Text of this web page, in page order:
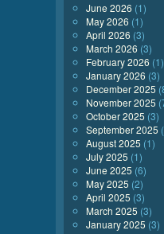
June 2026 (1)
May 2026 (1)
April 2026 (3)
March 2026 (3)
February 2026 (1)
January 2026 (3)
December 2025
November 2025
October 2025 (3)
September 2025
August 2025 (1)
July 2025 (1)
June 2025 (6)
May 2025 (2)
April 2025 (3)
March 2025 (3)
January 2025 (3)